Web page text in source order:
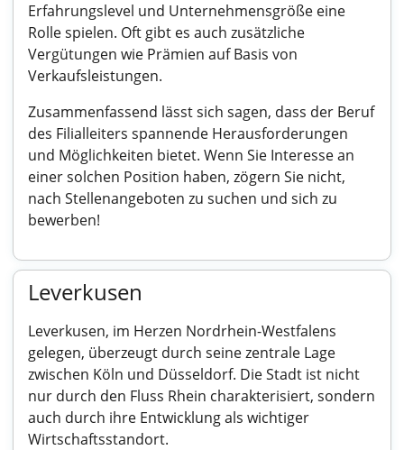
Erfahrungslevel und Unternehmensgröße eine
Rolle spielen. Oft gibt es auch zusätzliche
Vergütungen wie Prämien auf Basis von
Verkaufsleistungen.
Zusammenfassend lässt sich sagen, dass der Beruf
des Filialleiters spannende Herausforderungen
und Möglichkeiten bietet. Wenn Sie Interesse an
einer solchen Position haben, zögern Sie nicht,
nach Stellenangeboten zu suchen und sich zu
bewerben!
Leverkusen
Leverkusen, im Herzen Nordrhein-Westfalens
gelegen, überzeugt durch seine zentrale Lage
zwischen Köln und Düsseldorf. Die Stadt ist nicht
nur durch den Fluss Rhein charakterisiert, sondern
auch durch ihre Entwicklung als wichtiger
Wirtschaftsstandort.